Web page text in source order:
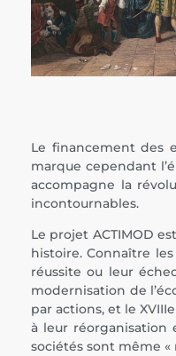
Le financement des
marque cependant
accompagne la
incontournables.
Le projet ACTIMOD
histoire. Connaître
réussite ou leur
modernisation de
par actions, et le
à leur réorganisation
sociétés sont même «